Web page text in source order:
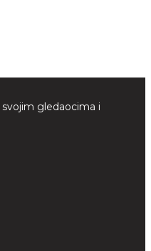
svojim gledaocima i